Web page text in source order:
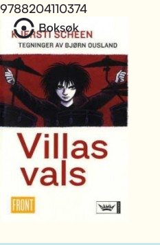
9788204110374